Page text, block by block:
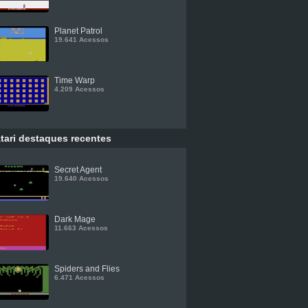
Planet Patrol
19.641 Acessos
Time Warp
4.209 Acessos
destaques recentes
Secret Agent
19.640 Acessos
Dark Mage
11.663 Acessos
Spiders and Flies
6.471 Acessos